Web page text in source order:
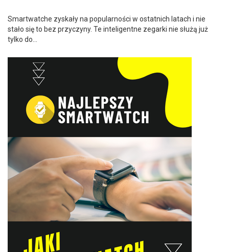
Smartwatche zyskały na popularności w ostatnich latach i nie
stało się to bez przyczyny. Te inteligentne zegarki nie służą już
tylko do...